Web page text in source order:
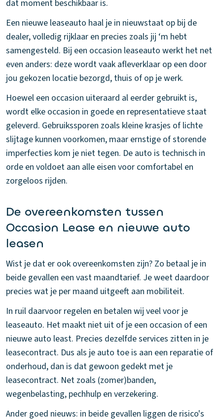
dat moment beschikbaar is.
Een nieuwe leaseauto haal je in nieuwstaat op bij de
dealer, volledig rijklaar en precies zoals jij ‘m hebt
samengesteld. Bij een occasion leaseauto werkt het net
even anders: deze wordt vaak afleverklaar op een door
jou gekozen locatie bezorgd, thuis of op je werk.
Hoewel een occasion uiteraard al eerder gebruikt is,
wordt elke occasion in goede en representatieve staat
geleverd. Gebruikssporen zoals kleine krasjes of lichte
slijtage kunnen voorkomen, maar ernstige of storende
imperfecties kom je niet tegen. De auto is technisch in
orde en voldoet aan alle eisen voor comfortabel en
zorgeloos rijden.
De overeenkomsten tussen
Occasion Lease en nieuwe auto
leasen
Wist je dat er ook overeenkomsten zijn? Zo betaal je in
beide gevallen een vast maandtarief. Je weet daardoor
precies wat je per maand uitgeeft aan mobiliteit.
In ruil daarvoor regelen en betalen wij veel voor je
leaseauto. Het maakt niet uit of je een occasion of een
nieuwe auto least. Precies dezelfde services zitten in je
leasecontract. Dus als je auto toe is aan een reparatie of
onderhoud, dan is dat gewoon gedekt met je
leasecontract. Net zoals (zomer)banden,
wegenbelasting, pechhulp en verzekering.
Ander goed nieuws: in beide gevallen liggen de risico's